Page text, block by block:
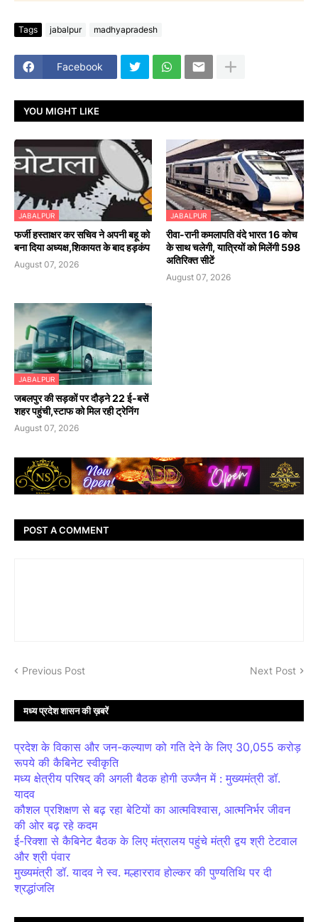
Tags jabalpur madhyapradesh
Facebook
YOU MIGHT LIKE
JABALPUR
फर्जी हस्ताक्षर कर सचिव ने अपनी बहू को
बना दिया अध्यक्ष,शिकायत के बाद हड़कंप
August 07, 2026
JABALPUR
रीवा-रानी कमलापति वंदे भारत 16 कोच
के साथ चलेगी, यात्रियों को मिलेंगी 598
अतिरिक्त सीटें
August 07, 2026
JABALPUR
जबलपुर की सड़कों पर दौड़ने 22 ई-बसें
शहर पहुंची,स्टाफ को मिल रही ट्रेनिंग
August 07, 2026
POST A COMMENT
Previous Post Next Post
मध्य प्रदेश शासन की ख़बरें
प्रदेश के विकास और जन-कल्याण को गति देने के लिए 30,055 करोड़
रूपये की कैबिनेट स्वीकृति
मध्य क्षेत्रीय परिषद् की अगली बैठक होगी उज्जैन में : मुख्यमंत्री डॉ.
यादव
कौशल प्रशिक्षण से बढ़ रहा बेटियों का आत्मविश्वास, आत्मनिर्भर जीवन
की ओर बढ़ रहे कदम
ई-रिक्शा से कैबिनेट बैठक के लिए मंत्रालय पहुंचे मंत्री द्वय श्री टेटवाल
और श्री पंवार
मुख्यमंत्री डॉ. यादव ने स्व. मल्हारराव होल्कर की पुण्यतिथि पर दी
श्रद्धांजलि